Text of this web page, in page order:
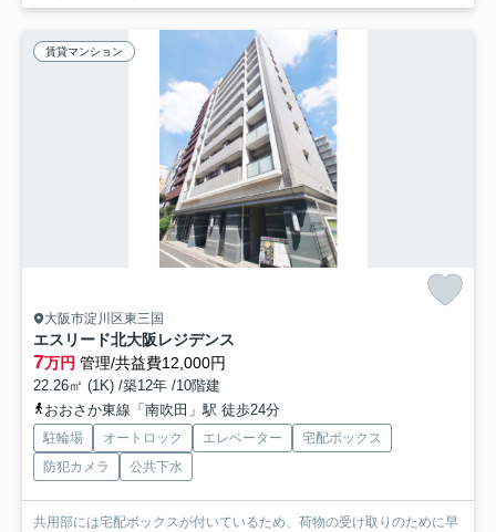
賃貸マンション
大阪市淀川区東三国
エスリード北大阪レジデンス
7万円 管理/共益費12,000円
22.26㎡ (1K) /築12年 /10階建
おおさか東線「南吹田」駅 徒歩24分
駐輪場 オートロック エレベーター
宅配ボックス
防犯カメラ
公共下水
共用部には宅配ボックスが付いているため、荷物の受け取りのために早